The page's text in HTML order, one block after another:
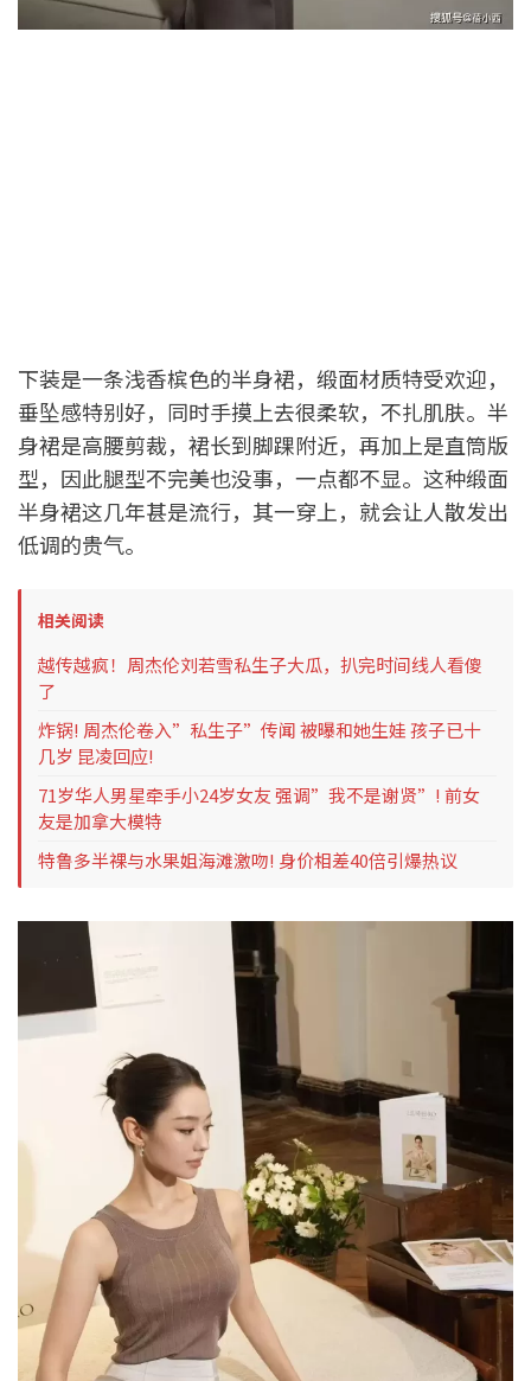
下装是一条浅香槟色的半身裙，缎面材质特受欢迎，
垂坠感特别好，同时手摸上去很柔软，不扎肌肤。半
身裙是高腰剪裁，裙长到脚踝附近，再加上是直筒版
型，因此腿型不完美也没事，一点都不显。这种缎面
半身裙这几年甚是流行，其一穿上，就会让人散发出
低调的贵气。
相关阅读
越传越疯！周杰伦刘若雪私生子大瓜，扒完时间线人看傻
了
炸锅! 周杰伦卷入”私生子”传闻 被曝和她生娃 孩子已十
几岁 昆凌回应!
71岁华人男星牵手小24岁女友 强调”我不是谢贤”! 前女
友是加拿大模特
特鲁多半裸与水果姐海滩激吻! 身价相差40倍引爆热议